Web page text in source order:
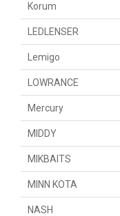
Korum
LEDLENSER
Lemigo
LOWRANCE
Mercury
MIDDY
MIKBAITS
MINN KOTA
NASH